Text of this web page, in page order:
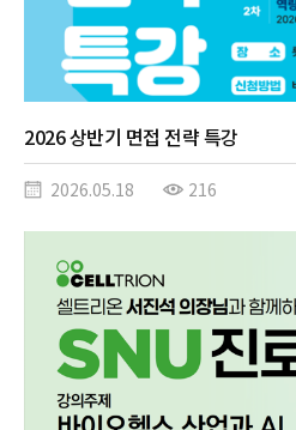
2026 상반기 면접 전략 특강
2026.05.18 216